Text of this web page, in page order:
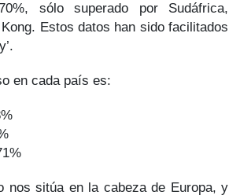
sólo superado por Sudáfrica,
Estos datos han sido facilitados
en cada país es:
nos sitúa en la cabeza de Europa, y